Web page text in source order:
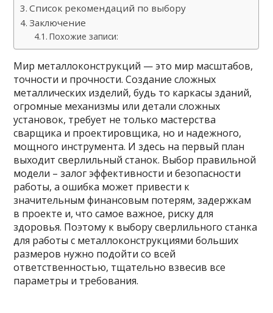
Список рекомендаций по выбору
Заключение
Похожие записи:
Мир металлоконструкций — это мир масштабов,
точности и прочности. Создание сложных
металлических изделий, будь то каркасы зданий,
огромные механизмы или детали сложных
установок, требует не только мастерства
сварщика и проектировщика, но и надежного,
мощного инструмента. И здесь на первый план
выходит сверлильный станок. Выбор правильной
модели – залог эффективности и безопасности
работы, а ошибка может привести к
значительным финансовым потерям, задержкам
в проекте и, что самое важное, риску для
здоровья. Поэтому к выбору сверлильного станка
для работы с металлоконструкциями больших
размеров нужно подойти со всей
ответственностью, тщательно взвесив все
параметры и требования.